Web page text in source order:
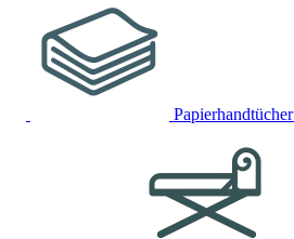
Papierhandtücher